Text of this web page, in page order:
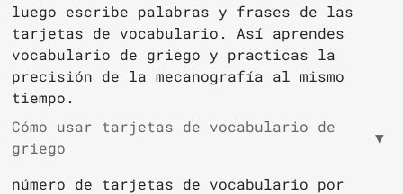
luego escribe palabras y frases de las
tarjetas de vocabulario. Así aprendes
vocabulario de griego y practicas la
precisión de la mecanografía al mismo
tiempo.
Cómo usar tarjetas de vocabulario de
griego
▼
número de tarjetas de vocabulario por